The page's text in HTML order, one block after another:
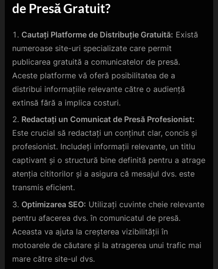
de Presă Gratuit?
Cautați Platforme de Distribuție Gratuită: Există
numeroase site-uri specializate care permit
publicarea gratuită a comunicatelor de presă.
Aceste platforme vă oferă posibilitatea de a
distribui informațiile relevante către o audiență
extinsă fără a implica costuri.
Redactați un Comunicat de Presă Profesionist:
Este crucial să redactați un conținut clar, concis și
profesionist. Includeți informații relevante, un titlu
captivant și o structură bine definită pentru a atrage
atenția cititorilor și a asigura că mesajul dvs. este
transmis eficient.
Optimizarea SEO: Utilizați cuvinte cheie relevante
pentru afacerea dvs. în comunicatul de presă.
Aceasta va ajuta la creșterea vizibilității în
motoarele de căutare și la atragerea unui trafic mai
mare către site-ul dvs.